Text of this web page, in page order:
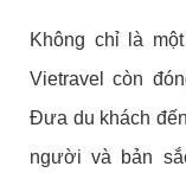
Không chỉ là
Vietravel còn
Đưa du khách
người và bản